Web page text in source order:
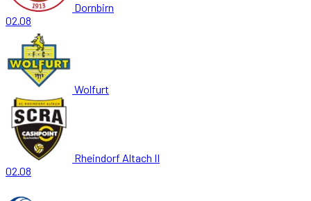
Dornbirn
02.08
Wolfurt
Rheindorf Altach II
02.08